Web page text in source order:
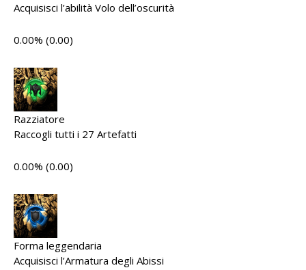
Acquisisci l’abilità Volo dell’oscurità
0.00% (0.00)
Razziatore
Raccogli tutti i 27 Artefatti
0.00% (0.00)
Forma leggendaria
Acquisisci l’Armatura degli Abissi